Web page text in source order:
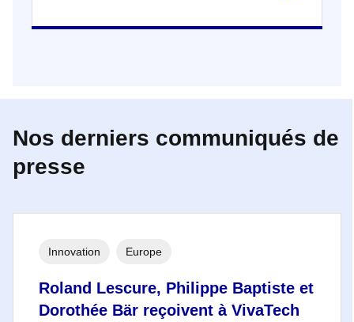
Nos derniers communiqués de
presse
Roland Lescure, Philippe Baptiste et
Dorothée Bär reçoivent à VivaTech
Innovation Europe